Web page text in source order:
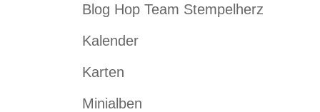
Blog Hop Team Stempelherz
Kalender
Karten
Minialben